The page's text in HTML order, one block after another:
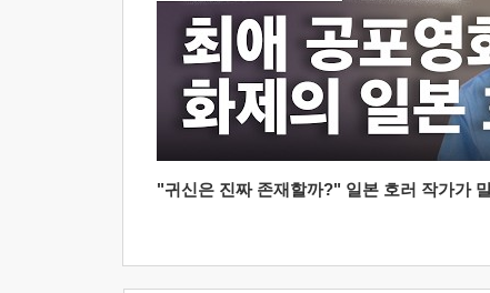
"귀신은 진짜 존재할까?" 일본 호러 작가가